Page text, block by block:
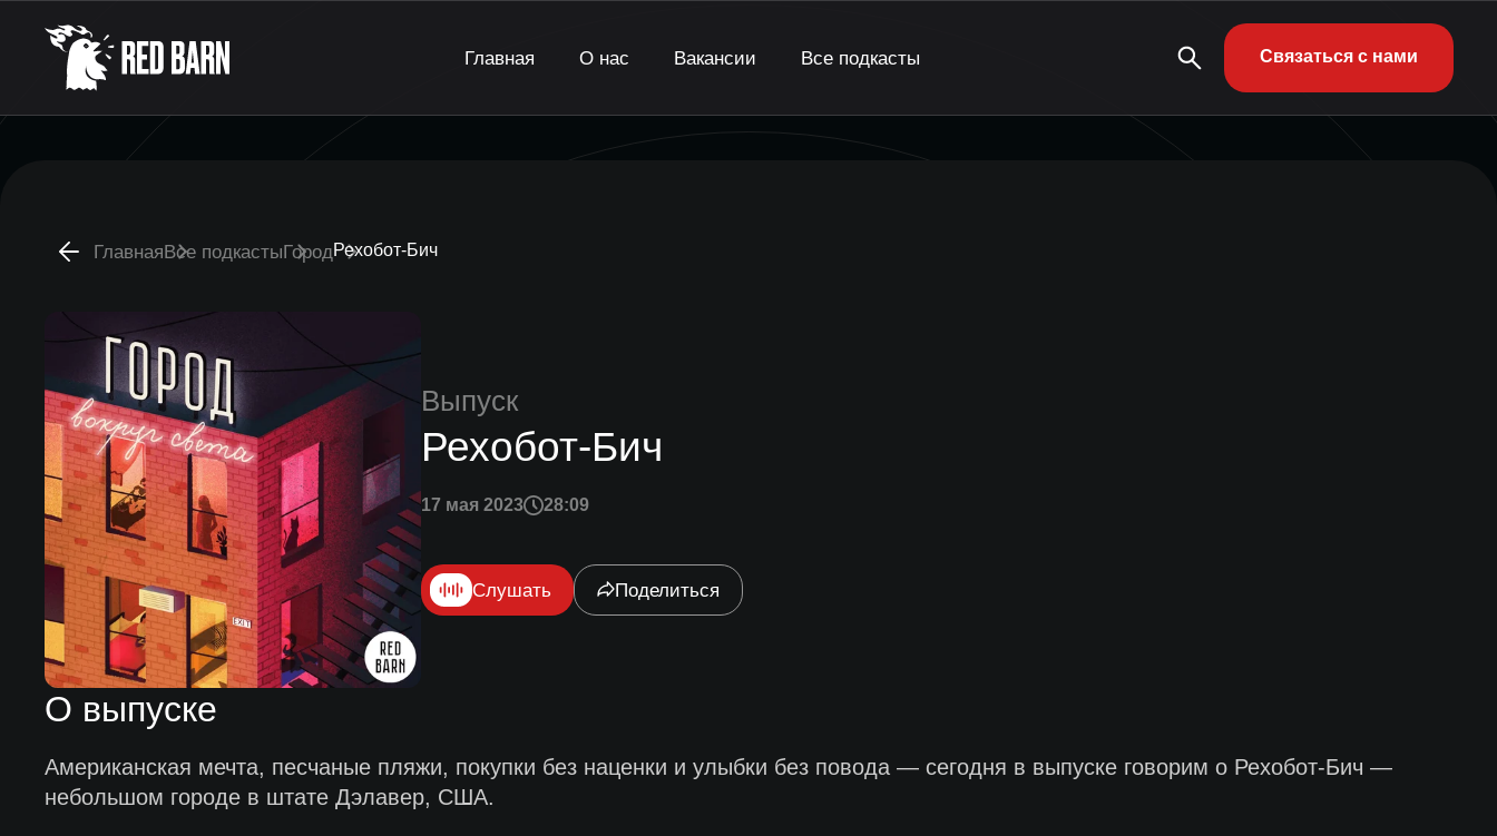
Главная О нас Вакансии Все подкасты Связаться с нами
ГлавнаяВсе подкастыГородРехобот-Бич
Выпуск
Рехобот-Бич
17 мая 2023 28:09
Слушать Поделиться
О выпуске
Американская мечта, песчаные пляжи, покупки без наценки и улыбки без повода — сегодня в выпуске говорим о Рехобот-Бич —
небольшом городе в штате Дэлавер, США.